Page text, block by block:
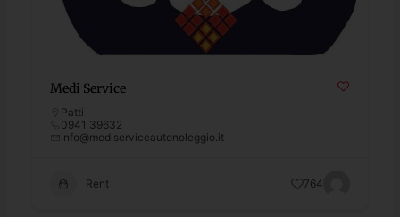
Medi Service
Patti
0941 39632
info@mediserviceautonoleggio.it
Rent 764